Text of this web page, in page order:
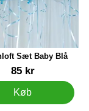
Sæt Baby Blå
85 kr
Køb